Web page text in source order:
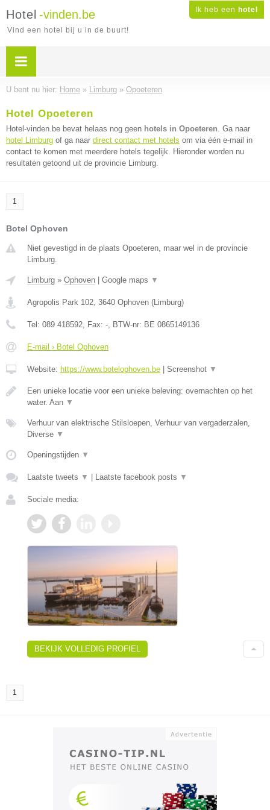
Ik heb een hotel
Hotel -vinden.be
Vind een hotel bij u in de buurt!
U bent nu hier: Home » Limburg » Opoeteren
Hotel Opoeteren
Hotel-vinden.be bevat helaas nog geen hotels in Opoeteren. Ga naar
hotel Limburg of ga naar direct contact met hotels om via één e-mail in
contact te komen met meerdere hotels tegelijk. Hieronder worden nu
resultaten getoond uit de provincie Limburg.
1
Botel Ophoven
Niet gevestigd in de plaats Opoeteren, maar wel in de provincie
Limburg.
Limburg » Ophoven Google maps ▼
Agropolis Park 102, 3640 Ophoven (Limburg)
Tel: 089 418592, Fax: -, BTW-nr: BE 0865149136
E-mail › Botel Ophoven
Website: https://www.botelophoven.be Screenshot ▼
Een unieke locatie voor een unieke beleving: overnachten op het
water. Aan ▼
Verhuur van elektrische Stilsloepen, Verhuur van vergaderzalen,
Diverse ▼
Openingstijden ▼
Laatste tweets ▼ Laatste facebook posts ▼
Sociale media:
BEKIJK VOLLEDIG PROFIEL
1